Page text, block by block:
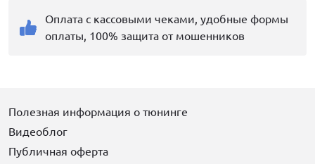
Оплата с кассовыми чеками, удобные формы
оплаты, 100% защита от мошенников
Полезная информация о тюнинге
Видеоблог
Публичная оферта